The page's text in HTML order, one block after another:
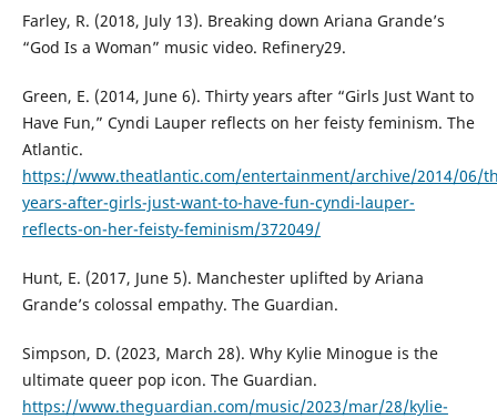
Farley, R. (2018, July 13). Breaking down Ariana Grande’s
“God Is a Woman” music video. Refinery29.
Green, E. (2014, June 6). Thirty years after “Girls Just Want to
Have Fun,” Cyndi Lauper reflects on her feisty feminism. The
Atlantic.
https://www.theatlantic.com/entertainment/archive/2014/06/
years-after-girls-just-want-to-have-fun-cyndi-lauper-
reflects-on-her-feisty-feminism/372049/
Hunt, E. (2017, June 5). Manchester uplifted by Ariana
Grande’s colossal empathy. The Guardian.
Simpson, D. (2023, March 28). Why Kylie Minogue is the
ultimate queer pop icon. The Guardian.
https://www.theguardian.com/music/2023/mar/28/kylie-